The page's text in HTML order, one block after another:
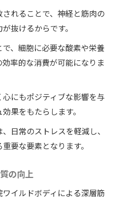
れることで、神経と筋肉の
抜けるからです。
、細胞に必要な酸素や栄養
率的な消費が可能になりま
にもポジティブな影響を与
果をもたらします。
日常のストレスを軽減し、
要な要素となります。
の向上
イルドボディによる深層筋